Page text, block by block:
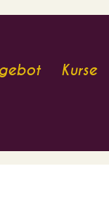
Kurse